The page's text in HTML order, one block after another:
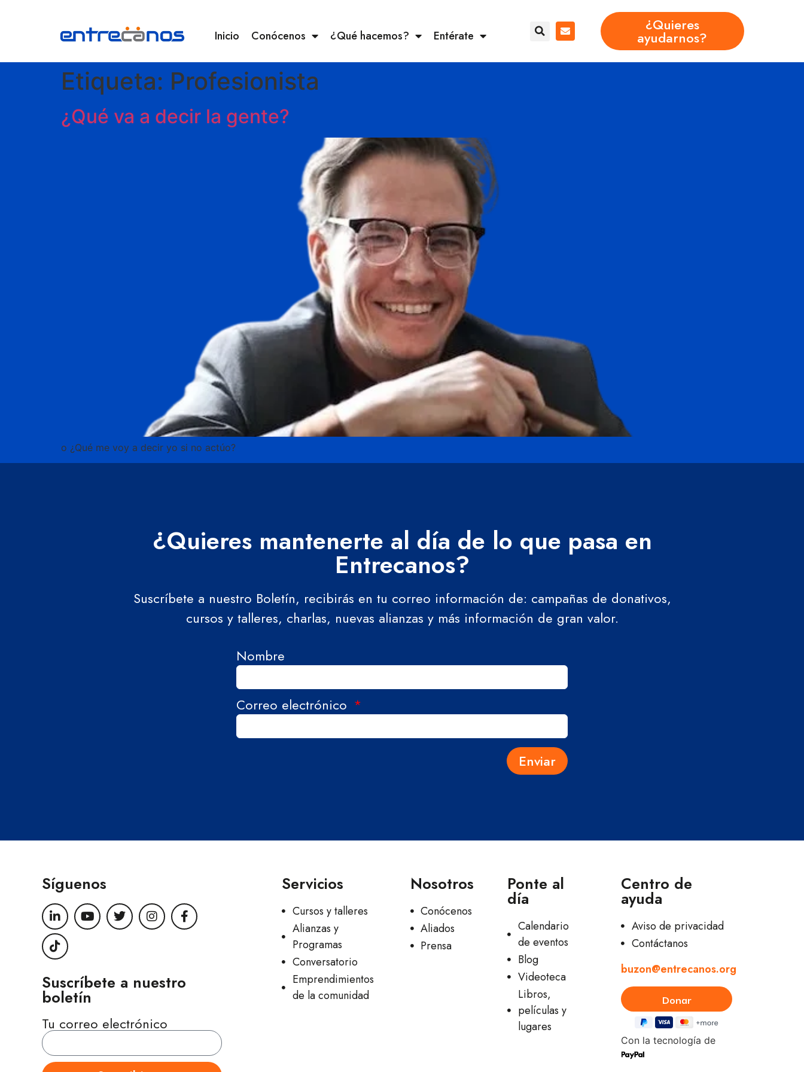
Inicio Conócenos ¿Qué hacemos? Entérate
¿Quieres
ayudarnos?
Etiqueta: Profesionista
¿Qué va a decir la gente?
o ¿Qué me voy a decir yo si no actúo?
¿Quieres mantenerte al día de lo que pasa en
Entrecanos?
Suscríbete a nuestro Boletín, recibirás en tu correo información de: campañas de donativos,
cursos y talleres, charlas, nuevas alianzas y más información de gran valor.
Nombre
Correo electrónico
Enviar
Síguenos
Suscríbete a nuestro
boletín
Tu correo electrónico
Servicios
Cursos y talleres
Alianzas y
Programas
Conversatorio
Emprendimientos
de la comunidad
Nosotros
Conócenos
Aliados
Prensa
Ponte al
día
Calendario
de eventos
Blog
Videoteca
Libros,
películas y
lugares
Centro de
ayuda
Aviso de privacidad
Contáctanos
buzon@entrecanos.org
Con la tecnología de